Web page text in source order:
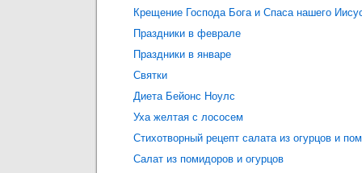
Крещение Господа Бога и Спаса нашего
Праздники в феврале
Праздники в январе
Святки
Диета Бейонс Ноулс
Уха желтая с лососем
Стихотворный рецепт салата из огурцов и
Салат из помидоров и огурцов